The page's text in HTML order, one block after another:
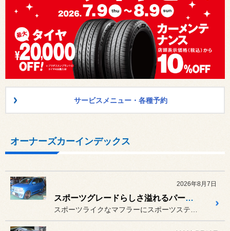
サービスメニュー・各種予約
オーナーズカーインデックス
2026年8月7日
スポーツグレードらしさ溢れるパーツチョイスでスポーツ色が色濃く表現されたアルトワークス（HA36S）